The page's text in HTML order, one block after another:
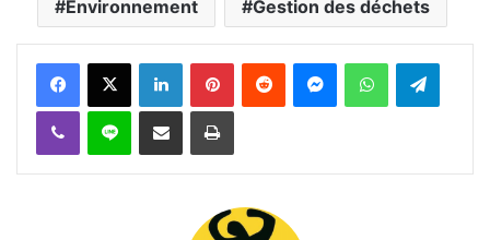
Environnement Gestion des déchets
FacebookX Linkedin PinterestReddit MessengerWhatsAppTelegram
Viber Ligne Partager par email Imprimer